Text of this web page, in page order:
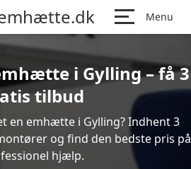
Menu
i Gylling – få 3
tilbud
en emhætte i Gylling? Indhent 3
og find den bedste pris på
hjælp.